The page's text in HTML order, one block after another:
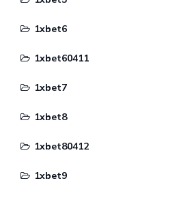
1xbet6
1xbet60411
1xbet7
1xbet8
1xbet80412
1xbet9